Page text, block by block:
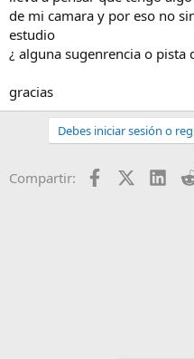
de mi camara y por eso no
estudio
¿ alguna sugenrencia o pista
gracias
Debes iniciar sesión o
Compartir: Facebook
X